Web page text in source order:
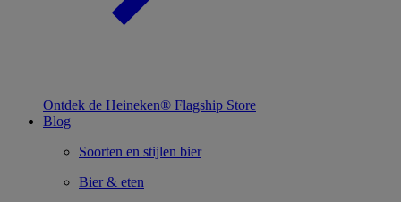
Ontdek de Heineken® Flagship Store
Blog
Soorten en stijlen bier
Bier & eten